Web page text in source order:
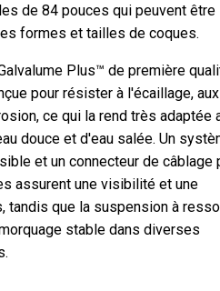
de 84 pouces qui peuvent être
formes et tailles de coques.
Plus™ de première
pour résister à l'écaillage, aux
ce qui la rend très adaptée
douce et d'eau salée. Un
et un connecteur de câblage
assurent une visibilité et une
tandis que la suspension à
stable dans diverses